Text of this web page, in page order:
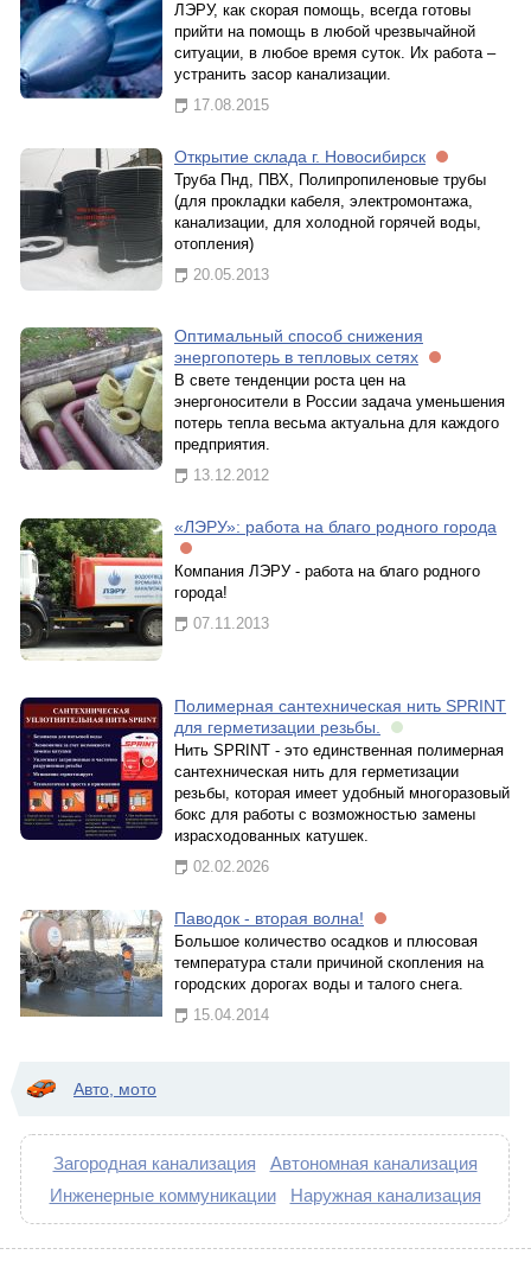
ЛЭРУ, как скорая помощь, всегда готовы
прийти на помощь в любой чрезвычайной
ситуации, в любое время суток. Их работа –
устранить засор канализации.
17.08.2015
Открытие склада г. Новосибирск
Труба Пнд, ПВХ, Полипропиленовые трубы
(для прокладки кабеля, электромонтажа,
канализации, для холодной горячей воды,
отопления)
20.05.2013
Оптимальный способ снижения
энергопотерь в тепловых сетях
В свете тенденции роста цен на
энергоносители в России задача уменьшения
потерь тепла весьма актуальна для каждого
предприятия.
13.12.2012
«ЛЭРУ»: работа на благо родного города
Компания ЛЭРУ - работа на благо родного
города!
07.11.2013
Полимерная сантехническая нить SPRINT
для герметизации резьбы.
Нить SPRINT - это единственная полимерная
сантехническая нить для герметизации
резьбы, которая имеет удобный многоразовый
бокс для работы с возможностью замены
израсходованных катушек.
02.02.2026
Паводок - вторая волна!
Большое количество осадков и плюсовая
температура стали причиной скопления на
городских дорогах воды и талого снега.
15.04.2014
Авто, мото
Загородная канализация
Автономная канализация
Инженерные коммуникации
Наружная канализация